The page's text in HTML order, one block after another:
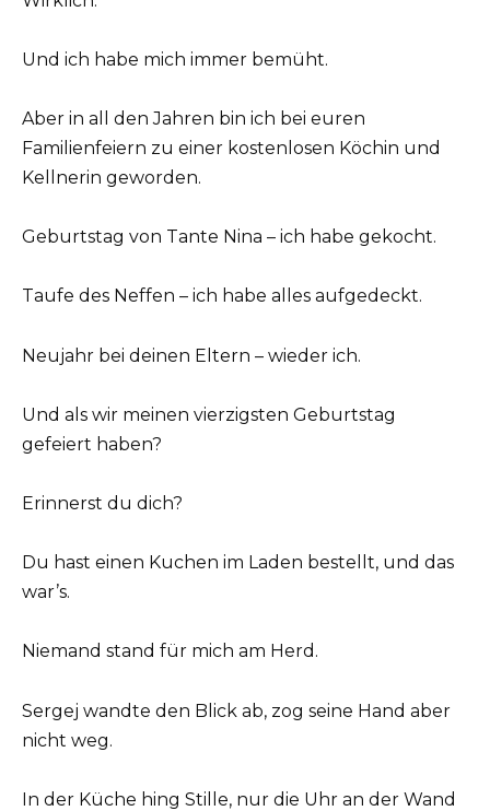
Und ich habe mich immer bemüht.
Aber in all den Jahren bin ich bei euren
Familienfeiern zu einer kostenlosen Köchin und
Kellnerin geworden.
Geburtstag von Tante Nina – ich habe gekocht.
Taufe des Neffen – ich habe alles aufgedeckt.
Neujahr bei deinen Eltern – wieder ich.
Und als wir meinen vierzigsten Geburtstag
gefeiert haben?
Erinnerst du dich?
Du hast einen Kuchen im Laden bestellt, und das
war’s.
Niemand stand für mich am Herd.
Sergej wandte den Blick ab, zog seine Hand aber
nicht weg.
In der Küche hing Stille, nur die Uhr an der Wand